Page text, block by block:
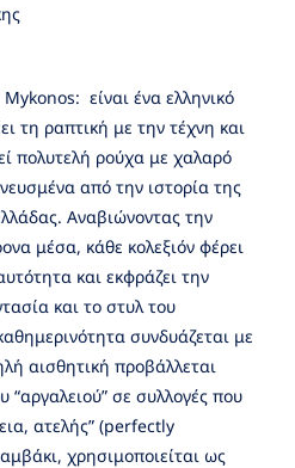
είναι ένα ελληνικό
τη ραπτική με την τέχνη και
πολυτελή ρούχα με χαλαρό
από την ιστορία της
Αναβιώνοντας την
μέσα, κάθε κολεξιόν φέρει
και εκφράζει την
και το στυλ του
συνδυάζεται με
αισθητική προβάλλεται
“αργαλειού” σε συλλογές που
ατελής” (perfectly
χρησιμοποιείται ως